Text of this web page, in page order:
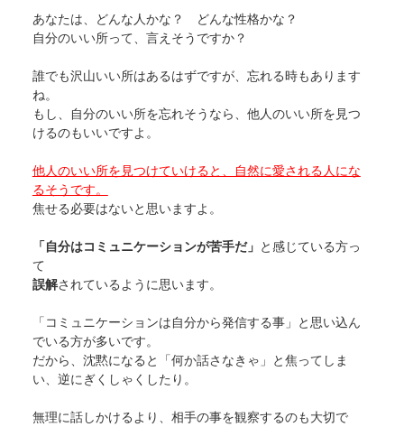
あなたは、どんな人かな？ どんな性格かな？
自分のいい所って、言えそうですか？
誰でも沢山いい所はあるはずですが、忘れる時もあります
ね。
もし、自分のいい所を忘れそうなら、他人のいい所を見つ
けるのもいいですよ。
他人のいい所を見つけていけると、自然に愛される人にな
るそうです。
焦せる必要はないと思いますよ。
「自分はコミュニケーションが苦手だ」 と感じている方っ
て
誤解されているように思います。
「コミュニケーションは自分から発信する事」と思い込ん
でいる方が多いです。
だから、沈黙になると「何か話さなきゃ」と焦ってしま
い、逆にぎくしゃくしたり。
無理に話しかけるより、相手の事を観察するのも大切で